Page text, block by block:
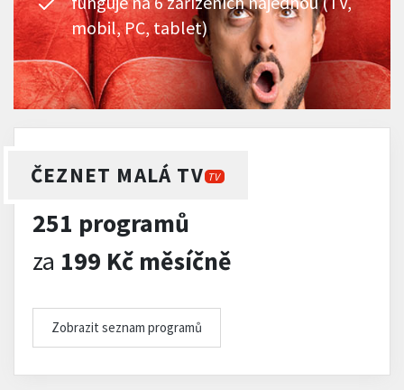
mobil, PC, tablet)
ČEZNET MALÁ TV TV
251 programů
za 199 Kč měsíčně
Zobrazit seznam programů